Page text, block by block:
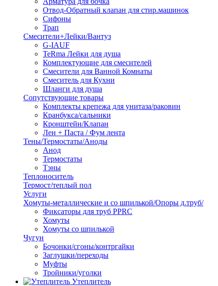
Отвод-Обратный клапан для стир.машинок
Сифоны
Трап
Смесители+Лейки/Вантуз
G-IAUF
TeRma Лейки для душа
Комплектующие для смесителей
Смесители для Ванной Комнаты
Смеситель для Кухни
Шланги для душа
Сопутствующие товары
Комплекты крепежа для унитаза/раковин
Кранбукса/сальники
Кронштейн/Клапан
Лен + Паста / Фум лента
Тены/Термостаты/Аноды
Анод
Термостаты
Тэны
Теплоноситель
Термост/теплый пол
Услуги
Хомуты-металлические и со шпилькой/Опоры д.труб/
Фиксаторы для труб PPRC
Хомуты
Хомуты со шпилькой
Чугун
Бочонки/сгоны/контргайки
Заглушки/переходы
Муфты
Тройники/уголки
Утеплитель